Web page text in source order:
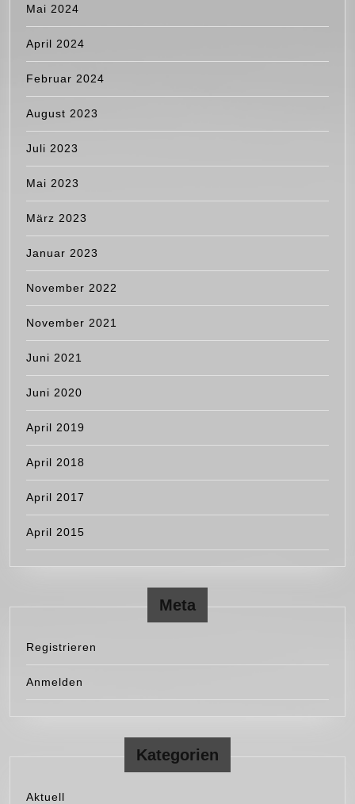
Mai 2024
April 2024
Februar 2024
August 2023
Juli 2023
Mai 2023
März 2023
Januar 2023
November 2022
November 2021
Juni 2021
Juni 2020
April 2019
April 2018
April 2017
April 2015
Meta
Registrieren
Anmelden
Kategorien
Aktuell